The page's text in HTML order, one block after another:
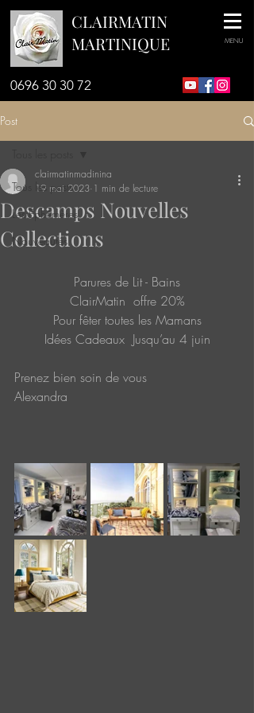
CLAIRMATIN
MARTINIQUE
MENU
0696 30 30 72
Post
Tous les posts
Les Ephémères
Nouveautés
Descamps Nouvelles
Collections
clairmatinmadinina
19 mai 2023 1 min de lecture
Parures de Lit - Bains
ClairMatin  offre 20%
Pour fêter toutes les Mamans
Idées Cadeaux  Jusqu’au 4 juin
Prenez bien soin de vous
Alexandra